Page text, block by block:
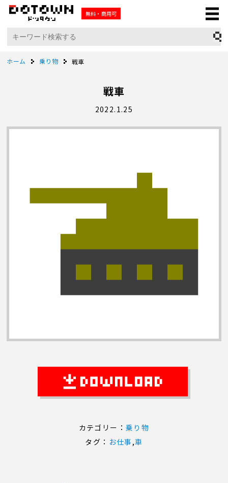
無料・商用可
ホーム 乗り物 戦車
戦車
2022.1.25
カテゴリー：乗り物
タグ： お仕事 ,車